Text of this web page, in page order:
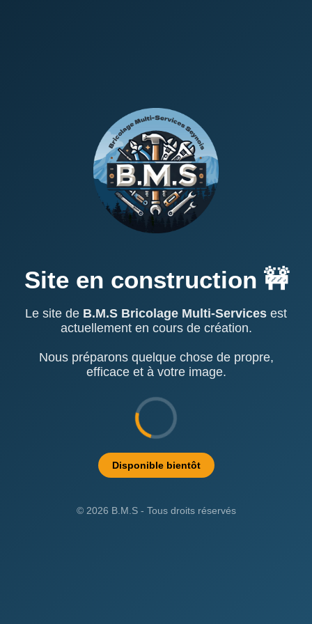
Site en construction 🚧
Le site de B.M.S Bricolage Multi-Services est
actuellement en cours de création.
Nous préparons quelque chose de propre,
efficace et à votre image.
Disponible bientôt
© 2026 B.M.S - Tous droits réservés